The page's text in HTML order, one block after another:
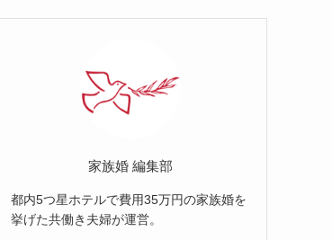
家族婚 編集部
都内5つ星ホテルで費用35万円の家族婚を
挙げた共働き夫婦が運営。